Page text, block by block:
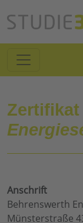
Zertifikat
Anschrift
Behrenswerth
Münsterstraße